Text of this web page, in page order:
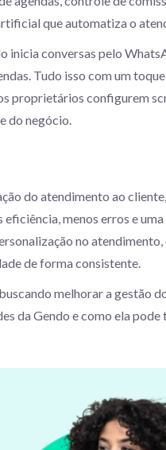
que automatiza o
inicia conversas pelo
Tudo isso com um
proprietários configurem
do negócio.
do atendimento ao
eficiência, menos erros e
no
de forma consistente.
melhorar a gestão
da Gendo e como ela